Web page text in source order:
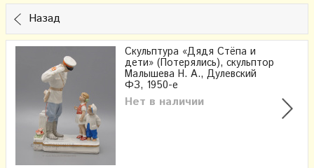
Назад
Скульптура «Дядя Стёпа и
дети» (Потерялись), скульптор
Малышева Н. А., Дулевский
ФЗ, 1950-е
Нет в наличии